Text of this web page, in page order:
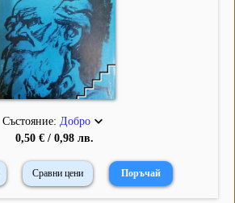
Състояние: Добро
0,50 € / 0,98 лв.
Сравни цени